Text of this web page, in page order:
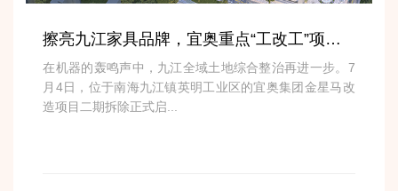
擦亮九江家具品牌，宜奥重点“工改工”项目再提速
在机器的轰鸣声中，九江全域土地综合整治再进一步。7
月4日，位于南海九江镇英明工业区的宜奥集团金星马改
造项目二期拆除正式启...